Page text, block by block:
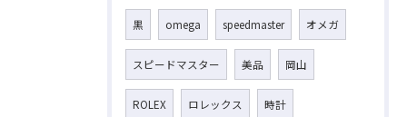
黒 omega speedmaster オメガ
スピードマスター 美品 岡山
ROLEX ロレックス 時計